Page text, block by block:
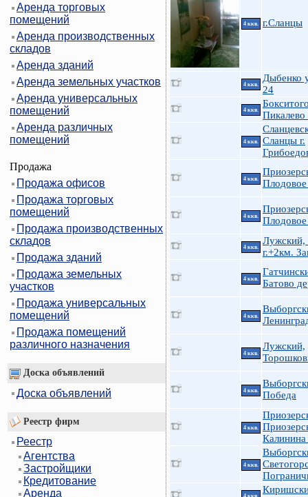
Аренда торговых
помещений
Аренда производственных
складов
Аренда зданий
Аренда земельных участков
Аренда универсальных
помещений
Аренда различных
помещений
Продажа
Продажа офисов
Продажа торговых
помещений
Продажа производственных
складов
Продажа зданий
Продажа земельных
участков
Продажа универсальных
помещений
Продажа помещений
различного назначения
Доска объявлений
Доска объявлений
Реестр фирм
Реестр
Агентства
Застройщики
Кредитование
Аренда
Фрунзенский
Центральный
4 ккв. г.Сланцы
4 ккв.
Дыбенко
24
4 ккв.
Пикалево
4 ккв.
Сланцы г.
4 ккв.
4 ккв.
4 ккв.
Лужский,
г.+2км.
4 ккв.
Батово
4 ккв.
4 ккв.
Лужский,
4 ккв.
Победа
4 ккв.
Калинина
4 ккв.